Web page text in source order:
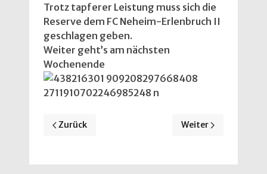
Trotz tapferer Leistung muss sich die
Reserve dem FC Neheim-Erlenbruch II
geschlagen geben.
Weiter geht’s am nächsten
Wochenende
Vorheriger Beitrag: Ergebnisse vom Wochenende!
Zurück Nächster Beitrag:
Weiter